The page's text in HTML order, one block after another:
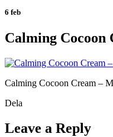
6 feb
Calming Cocoon
Calming Cocoon Cream –
Dela
Leave a Reply